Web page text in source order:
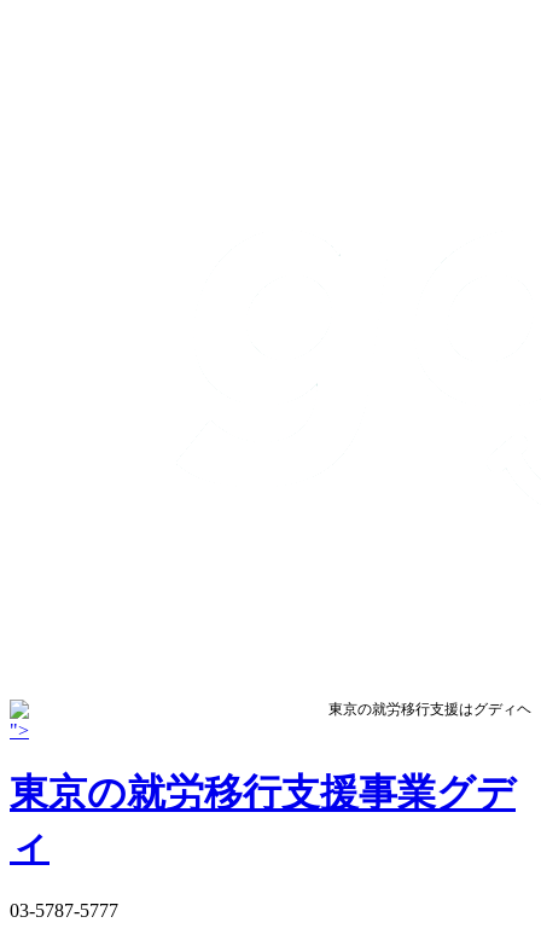
東京の就労移行支援はグディヘ
">
東京の就労移行支援事業グデ
ィ
03-5787-5777